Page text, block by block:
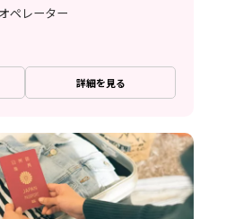
ペレーター
詳細を見る